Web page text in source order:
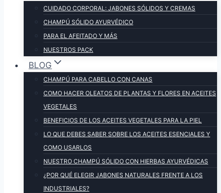
CUIDADO CORPORAL: JABONES SÓLIDOS Y CREMAS
CHAMPÚ SÓLIDO AYURVÉDICO
PARA EL AFEITADO Y MÁS
NUESTROS PACK
BLOG
CHAMPÚ PARA CABELLO CON CANAS
COMO HACER OLEATOS DE PLANTAS Y FLORES EN ACEITES
VEGETALES
BENEFICIOS DE LOS ACEITES VEGETALES PARA LA PIEL
LO QUE DEBES SABER SOBRE LOS ACEITES ESENCIALES Y
COMO USARLOS
NUESTRO CHAMPÚ SÓLIDO CON HIERBAS AYURVÉDICAS
¿POR QUÉ ELEGIR JABONES NATURALES FRENTE A LOS
INDUSTRIALES?